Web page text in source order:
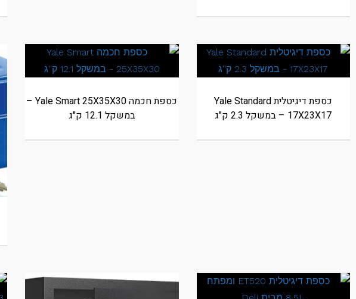
כספת דיגיטלית Yale Standard
17X23X17 – במשקל 2.3 ק"ג
כספת חכמה Yale Smart 25X35X30 –
במשקל 12.1 ק"ג